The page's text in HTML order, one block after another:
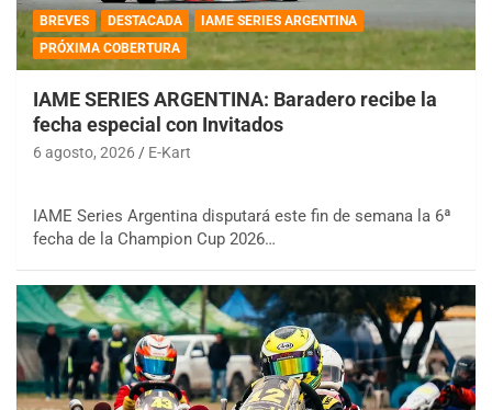
BREVES DESTACADA
IAME SERIES ARGENTINA
PRÓXIMA COBERTURA
IAME SERIES ARGENTINA: Baradero recibe la
fecha especial con Invitados
6 agosto, 2026 E-Kart
IAME Series Argentina disputará este fin de semana la 6ª
fecha de la Champion Cup 2026…